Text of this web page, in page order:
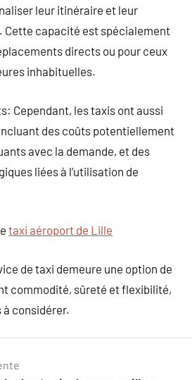
leur itinéraire et leur
Cette capacité est spécialement
directs ou pour ceux
inhabituelles.
Cependant, les taxis ont aussi
des coûts potentiellement
avec la demande, et des
liées à l’utilisation de
taxi aéroport de Lille
de taxi demeure une option de
commodité, sûreté et flexibilité,
considérer.